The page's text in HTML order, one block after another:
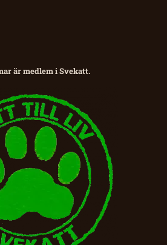
är medlem i Svekatt.